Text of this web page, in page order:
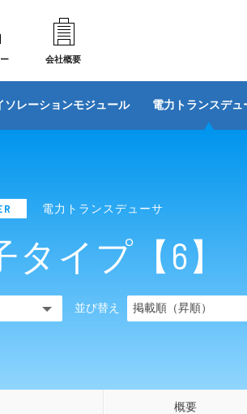
会社概要
ソレーションモジュール 電力トランスデュ
器
形状別
多連ベース取付タイプ
ラックマウントタイプ
ユニットタイプ
パネルマウント
形状別
形状別
形状別
ベースユニット取付タイ
形状別
形状別
プラグインタイプ
ユニットタイプ
パネルマウント
フィルタ 2線式変換器(カレントシンカ)
分圧器
) 演算器
電力トランスデューサ
イプ【6】
並び替え
概要
概要